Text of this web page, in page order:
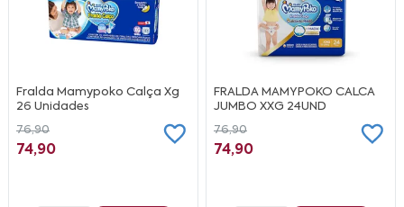
Fralda Mamypoko Calça Xg
26 Unidades
76,90
74,90
FRALDA MAMYPOKO CALCA
JUMBO XXG 24UND
76,90
74,90